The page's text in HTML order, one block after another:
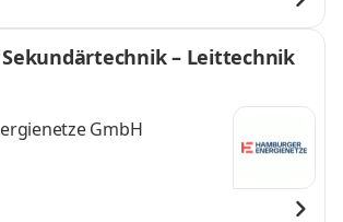
– Leittechnik
GmbH